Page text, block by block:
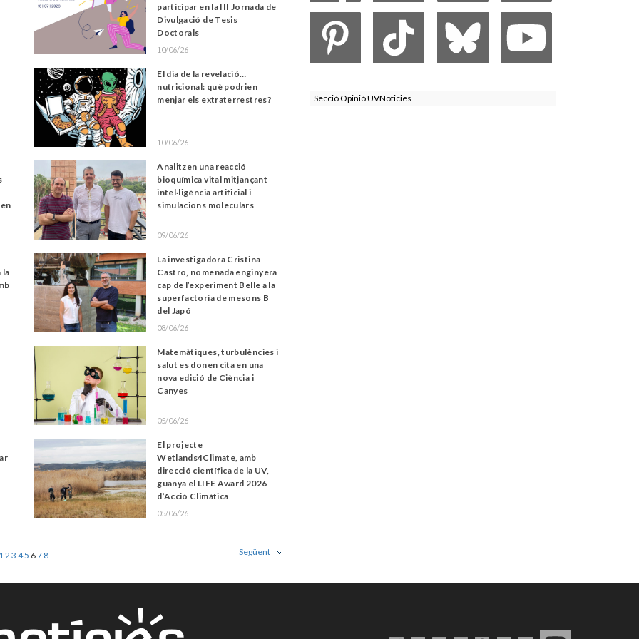
participar en la III Jornada de
Divulgació de Tesis
Doctorals
10/06/26
El dia de la revelació…
nutricional: què podrien
menjar els extraterrestres?
10/06/26
Analitzen una reacció
bioquímica vital mitjançant
intel·ligència artificial i
simulacions moleculars
09/06/26
la
La investigadora Cristina
Castro, nomenada enginyera
cap de l’experiment Belle a la
superfactoria de mesons B
del Japó
08/06/26
Matemàtiques, turbulències i
salut es donen cita en una
nova edició de Ciència i
Canyes
05/06/26
El projecte
Wetlands4Climate, amb
direcció científica de la UV,
guanya el LIFE Award 2026
d’Acció Climàtica
05/06/26
2 3 45 67 8 Següent
Secció Opinió UVNoticies